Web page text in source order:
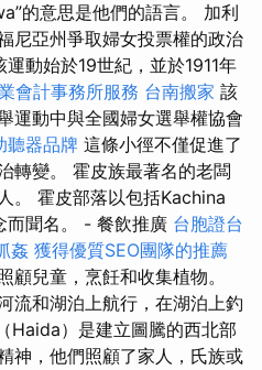
的意思是他們的語言。 加利
尼亞州爭取婦女投票權的政治
運動始於19世紀，並於1911年
會計事務所服務 台南搬家 該
運動中與全國婦女選舉權協會
聽器品牌 這條小徑不僅促進了
轉變。 霍皮族最著名的老闆
。 霍皮部落以包括Kachina
而聞名。 - 餐飲推廣 台胞證台
姦 獲得優質SEO團隊的推薦
顧兒童，烹飪和收集植物。
流和湖泊上航行，在湖泊上釣
Haida）是建立圖騰的西北部
神，他們照顧了家人，氏族或